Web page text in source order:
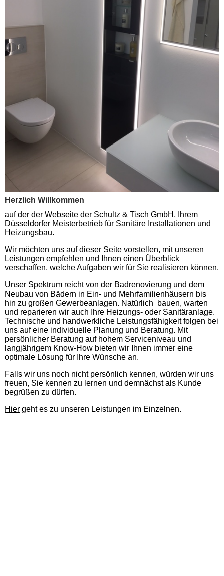
Herzlich Willkommen
auf der der Webseite der Schultz & Tisch GmbH, Ihrem
Düsseldorfer Meisterbetrieb für Sanitäre Installationen und
Heizungsbau.
Wir möchten uns auf dieser Seite vorstellen, mit unseren
Leistungen empfehlen und Ihnen einen Überblick
verschaffen, welche Aufgaben wir für Sie realisieren können.
Unser Spektrum reicht von der Badrenovierung und dem
Neubau von Bädern in Ein- und Mehrfamilienhäusern bis
hin zu großen Gewerbeanlagen. Natürlich bauen, warten
und reparieren wir auch Ihre Heizungs- oder Sanitäranlage.
Technische und handwerkliche Leistungsfähigkeit folgen bei
uns auf eine individuelle Planung und Beratung. Mit
persönlicher Beratung auf hohem Serviceniveau und
langjährigem Know-How bieten wir Ihnen immer eine
optimale Lösung für Ihre Wünsche an.
Falls wir uns noch nicht persönlich kennen, würden wir uns
freuen, Sie kennen zu lernen und demnächst als Kunde
begrüßen zu dürfen.
Hier geht es zu unseren Leistungen im Einzelnen.